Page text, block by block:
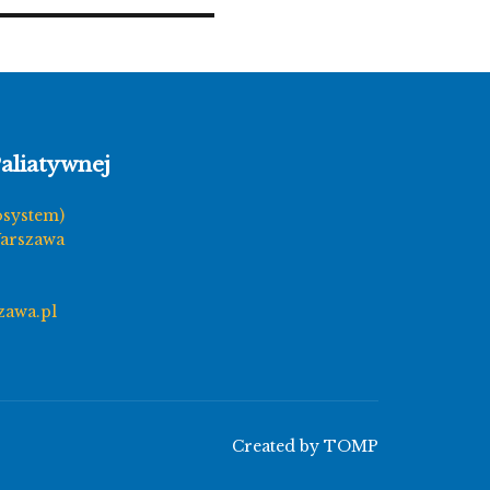
Created by TOMP